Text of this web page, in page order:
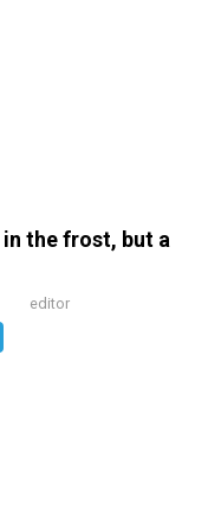
the frost, but a
editor